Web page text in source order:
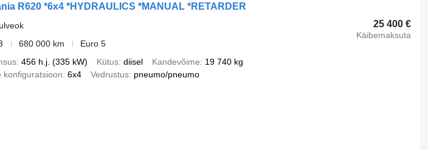
R620 *6x4 *HYDRAULICS *MANUAL *RETARDER
25 400 €
Käibemaksuta
680 000 km
Euro 5
456 h.j. (335 kW) Kütus diisel Kandevõime
19 740 kg
konfiguratsioon 6x4 Vedrustus pneumo/pneumo